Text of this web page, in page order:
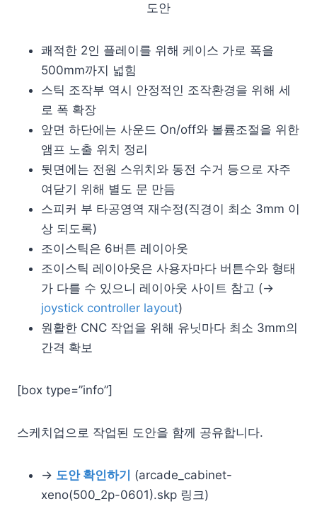
도안
쾌적한 2인 플레이를 위해 케이스 가로 폭을
500mm까지 넓힘
스틱 조작부 역시 안정적인 조작환경을 위해 세
로 폭 확장
앞면 하단에는 사운드 On/off와 볼륨조절을 위한
앰프 노출 위치 정리
뒷면에는 전원 스위치와 동전 수거 등으로 자주
여닫기 위해 별도 문 만듬
스피커 부 타공영역 재수정(직경이 최소 3mm 이
상 되도록)
조이스틱은 6버튼 레이아웃
조이스틱 레이아웃은 사용자마다 버튼수와 형태
가 다를 수 있으니 레이아웃 사이트 참고 (→
joystick controller layout)
원활한 CNC 작업을 위해 유닛마다 최소 3mm의
간격 확보
[box type=”info”]
스케치업으로 작업된 도안을 함께 공유합니다.
→ 도안 확인하기
(arcade_cabinet-
xeno(500_2p-0601).skp 링크)